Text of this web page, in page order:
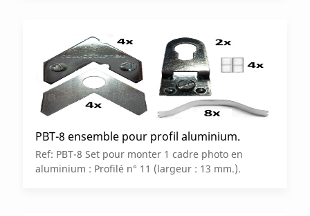
PBT-8 ensemble pour profil aluminium.
Ref: PBT-8 Set pour monter 1 cadre photo en
aluminium : Profilé n° 11 (largeur : 13 mm.).